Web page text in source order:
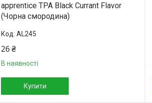
apprentice TPA Black Currant Flavor
(Чорна смородина)
AL245
26 ₴
В наявності
Купити